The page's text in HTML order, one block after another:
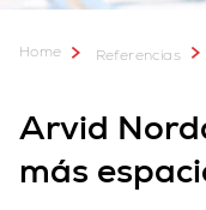
Home Referencias
Arvid
más